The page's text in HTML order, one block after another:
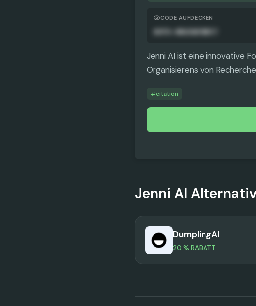
CODE AUFDECKEN
Jenni AI ist eine innovative
Organisierens von
#citation
Jenni AI
DumplingAI
20 % RABATT